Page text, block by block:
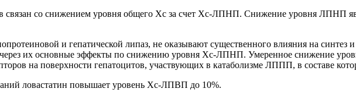
связан со снижением уровня общего Хс за счет Хс-ЛПНП. Снижение уровня ЛПНП
и гепатической липаз, не оказывают существенного влияния на
их основные эффекты по снижению уровня Хс-ЛПНП. Умеренное снижение
на поверхности гепатоцитов, участвующих в катаболизме ЛППП, в составе
ловастатин повышает уровень Хс-ЛПВП до 10%.